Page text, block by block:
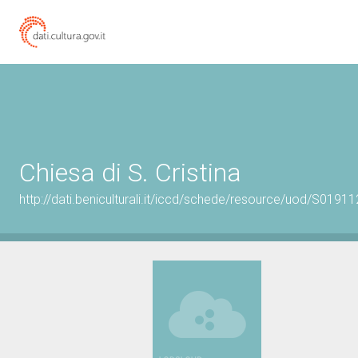
Chiesa di S. Cristina
http://dati.beniculturali.it/iccd/schede/resource/uod/